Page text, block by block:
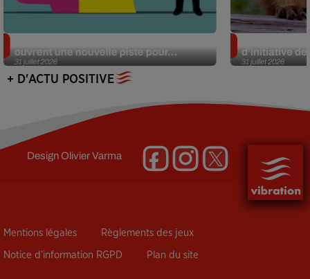
31 juillet 2026
ouvrent une nouvelle piste pour...
31 juillet 2026
d’initiative
+ D'ACTU POSITIVE
DesignOlivier Varma
Mentions légales Règlements des jeux
Notice d’information RGPD Plan du site